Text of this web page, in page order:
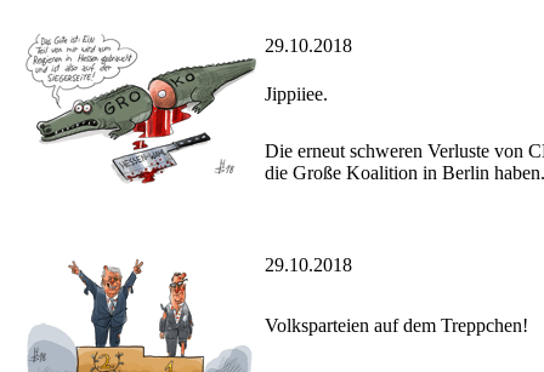
29.10.2018
Jippiiee.
Die erneut schweren Verluste von
die Große Koalition in Berlin haben.
29.10.2018
Volksparteien auf dem Treppchen!